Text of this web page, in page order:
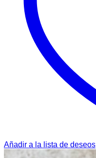
Añadir a la lista de deseos